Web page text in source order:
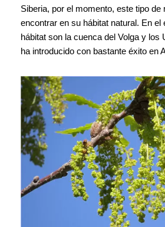
Siberia, por el momento, este tipo de
encontrar en su hábitat natural. En
hábitat son la cuenca del Volga y los
ha introducido con bastante éxito en